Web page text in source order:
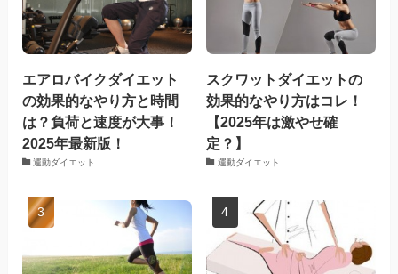
エアロバイクダイエット
の効果的なやり方と時間
は？負荷と速度が大事！
2025年最新版！
運動ダイエット
スクワットダイエットの
効果的なやり方はコレ！
【2025年は激やせ確
定？】
運動ダイエット